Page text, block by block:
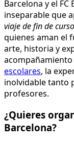
arte, historia y
escolares, la
inolvidable tanto
profesores.
¿Quieres
Barcelona?
incluyen cultura,
visitas al Camp